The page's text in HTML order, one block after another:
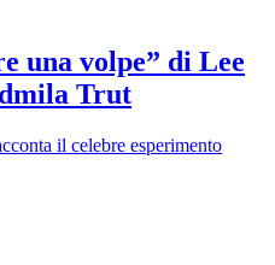
una volpe” di Lee
Trut
il celebre esperimento